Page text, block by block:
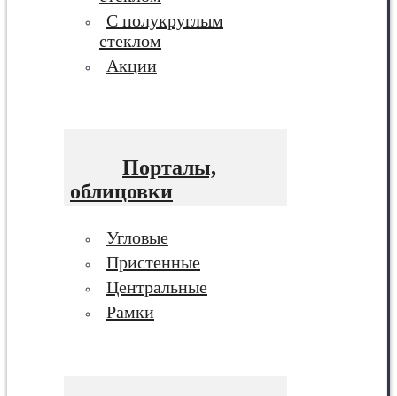
С полукруглым
стеклом
Акции
Порталы,
облицовки
Угловые
Пристенные
Центральные
Рамки